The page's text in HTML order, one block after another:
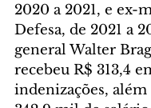
2020 a 2021, e ex-
Defesa, de 2021 a
general Walter
recebeu R$ 313,4
indenizações, além